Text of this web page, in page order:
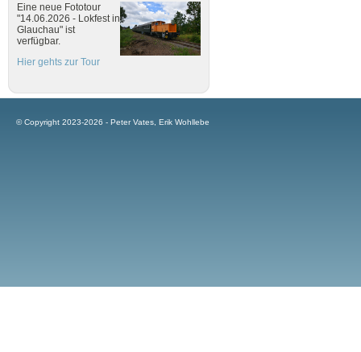
Eine neue Fototour
"14.06.2026 - Lokfest in
Glauchau" ist
verfügbar.
Hier gehts zur Tour
© Copyright 2023-2026 - Peter Vates, Erik Wohllebe